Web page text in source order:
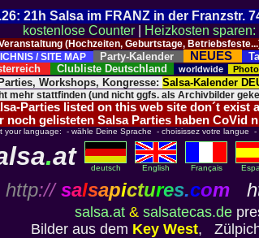
21h Salsa im FRANZ in der Franzstr.
kostenlose Counter
Heizkosten
(Hochzeiten, Geburtstage,
/ SITE MAP
Party-Kalender NEUES
Clubliste Deutschland worldwide
Workshops, Kongresse: Salsa-Kalender
mehr stattfinden (und nicht ggfs. als Archivbilder
Parties listed on this web site don´t
gelisteten Salsa Parties haben CoVid
your language: - wähle Deine Sprache - choisissez votre langue
.at deutsch English Français
http:// salsapictures.com
salsa.at & salsatecas.de
Bilder aus dem Key West,